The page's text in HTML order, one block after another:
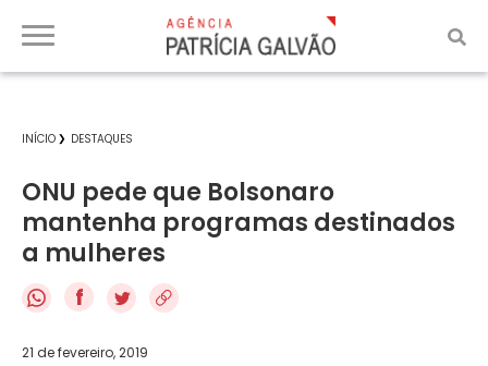
INÍCIO DESTAQUES
ONU pede que Bolsonaro
mantenha programas destinados
a mulheres
f
21 de fevereiro, 2019